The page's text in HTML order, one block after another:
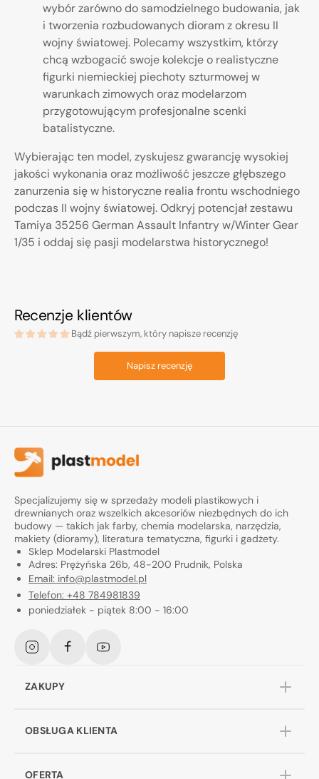
wybór zarówno do samodzielnego budowania, jak
i tworzenia rozbudowanych dioram z okresu II
wojny światowej. Polecamy wszystkim, którzy
chcą wzbogacić swoje kolekcje o realistyczne
figurki niemieckiej piechoty szturmowej w
warunkach zimowych oraz modelarzom
przygotowującym profesjonalne scenki
batalistyczne.
Wybierając ten model, zyskujesz gwarancję wysokiej
jakości wykonania oraz możliwość jeszcze głębszego
zanurzenia się w historyczne realia frontu wschodniego
podczas II wojny światowej. Odkryj potencjał zestawu
Tamiya 35256 German Assault Infantry w/Winter Gear
1/35 i oddaj się pasji modelarstwa historycznego!
Recenzje klientów
Bądź pierwszym, który napisze recenzję
Napisz recenzję
Specjalizujemy się w sprzedaży modeli plastikowych i
drewnianych oraz wszelkich akcesoriów niezbędnych do ich
budowy — takich jak farby, chemia modelarska, narzędzia,
makiety (dioramy), literatura tematyczna, figurki i gadżety.
Sklep Modelarski Plastmodel
Adres: Prężyńska 26b, 48-200 Prudnik, Polska
Email: info@plastmodel.pl
Telefon: +48 784981839
poniedziałek - piątek 8:00 - 16:00
InstagramFacebookYouTube
ZAKUPY
OBSŁUGA KLIENTA
OFERTA